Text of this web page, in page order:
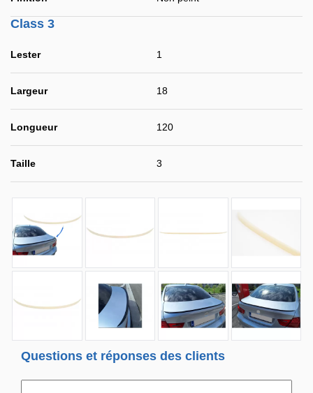
Class 3
Lester 1
Largeur 18
Longueur 120
Taille 3
Questions et réponses des clients